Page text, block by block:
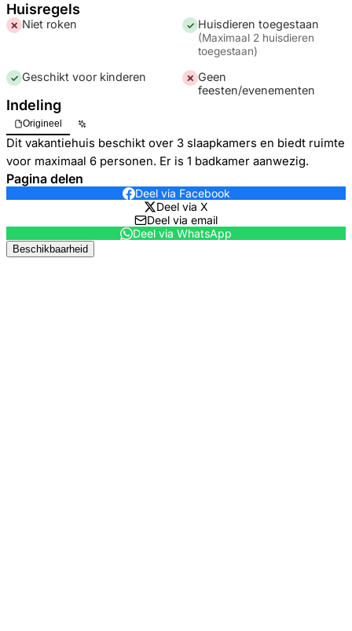
Huisregels
✕ Niet roken ✓ Huisdieren toegestaan
(Maximaal 2 huisdieren
toegestaan)
✓ Geschikt voor kinderen ✕ Geen
feesten/evenementen
Indeling
Origineel
Dit vakantiehuis beschikt over 3 slaapkamers en biedt ruimte
voor maximaal 6 personen. Er is 1 badkamer aanwezig.
Pagina delen
Deel via Facebook
Deel via X
Deel via email
Deel via WhatsApp
Beschikbaarheid